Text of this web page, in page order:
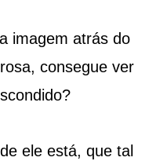
imagem atrás do
consegue ver
ele está, que tal